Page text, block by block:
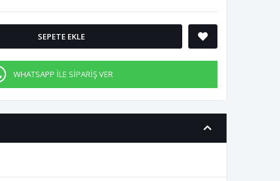
SEPETE EKLE
WHATSAPP İLE SİPARİŞ VER